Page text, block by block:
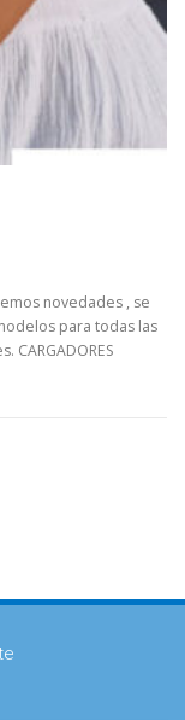
novedades , se
para todas las